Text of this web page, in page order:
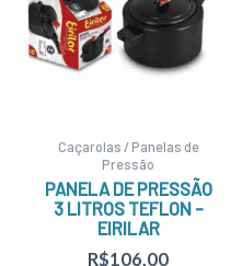
Caçarolas / Panelas de
Pressão
PANELA DE PRESSÃO
3 LITROS TEFLON –
EIRILAR
R$106,00